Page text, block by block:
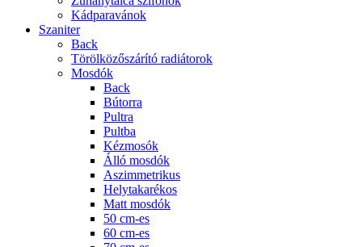
Kádparavánok
Szaniter
Back
Törölközőszárító radiátorok
Mosdók
Back
Bútorra
Pultra
Pultba
Kézmosók
Álló mosdók
Aszimmetrikus
Helytakarékos
Matt mosdók
50 cm-es
60 cm-es